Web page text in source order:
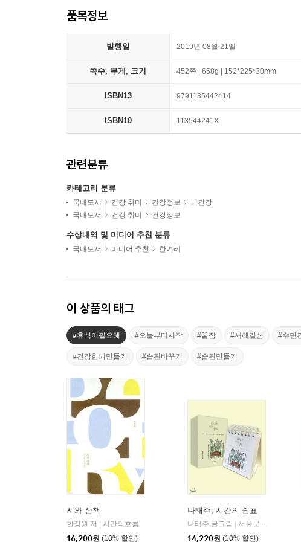
품목정보
발행일 2019년 08월 21일
쪽수, 무게, 크기 452쪽 | 658g | 152*225*30mm
ISBN13 9791135442414
ISBN10 113544241X
관련분류
카테고리 분류
국내도서 건강 취미 건강정보
뇌건강
국내도서
건강 취미 건강정보
수상내역 및 미디어 추천 분류
국내도서 미디어 추천 한겨레
이 상품의 태그
#휴식이필요해 #오늘부터시작 #꿀잠 #새해결심 #수면
#건강한뇌만들기 #습관바꾸기 #습관만들기
시와 산책
한정원 저
시간의흐름
16,200원 (10% 할인)
나태주, 시간의 쉼표
나태주 글그림
서울문화사
14,220원 (10% 할인)